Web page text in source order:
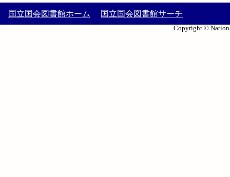
国立国会図書館ホーム 国立国会図書館サーチ
Copyright ©